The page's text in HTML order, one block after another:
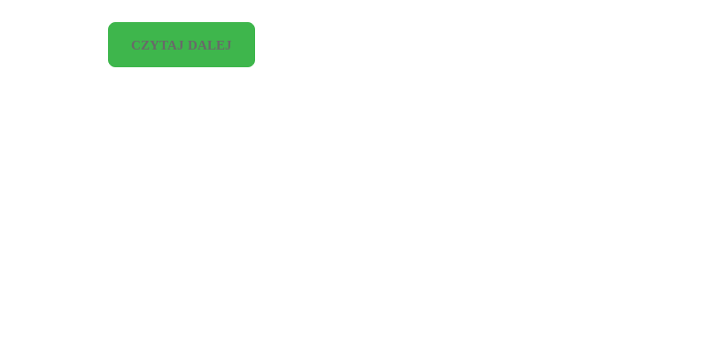
CZYTAJ DALEJ